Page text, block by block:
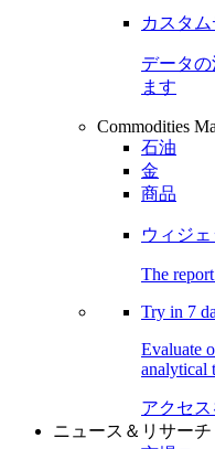
カスタ
データ
ます
Commodities
石油
金
商品
ウィジ
The
Try in 7
Evaluate
analytical
アクセス
ニュース＆リサーチ